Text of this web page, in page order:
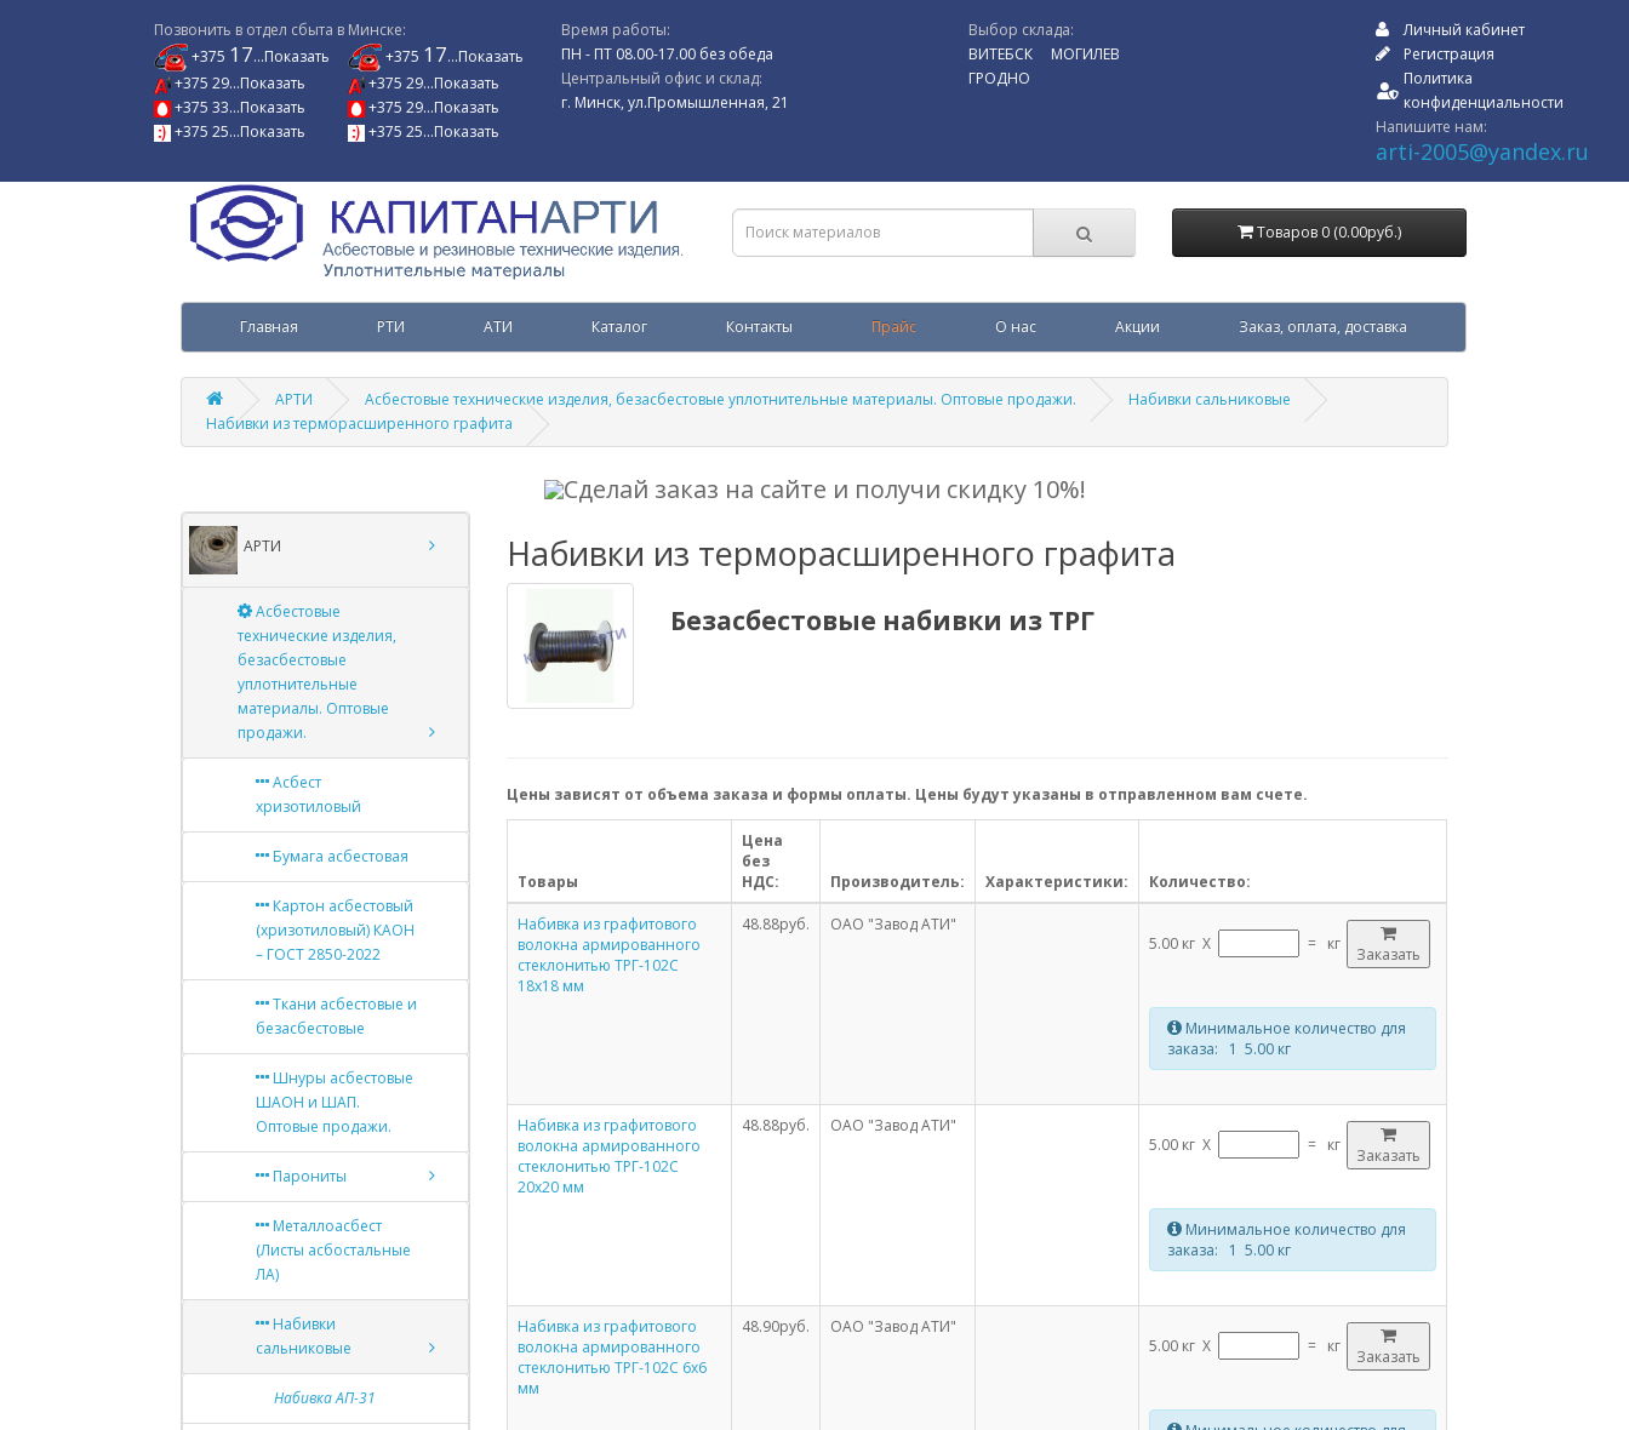
Позвонить в отдел сбыта в Минске:
+375 17...Показать
+375 29...Показать
+375 33...Показать
+375 25...Показать
+375 17...Показать
+375 29...Показать
+375 29...Показать
+375 25...Показать
Время работы:
ПН - ПТ 08.00-17.00 без обеда
Центральный офис и склад:
г. Минск, ул.Промышленная, 21
Выбор склада:
ВИТЕБСК
ГРОДНО
МОГИЛЕВ
Личный кабинет
Регистрация
Политика
конфиденциальности
Напишите нам:
arti-2005@yandex.ru
Товаров 0 (0.00руб.)
Главная РТИ АТИ Каталог Контакты Прайс О нас Акции Заказ, оплата, доставка
АРТИ Асбестовые технические изделия, безасбестовые уплотнительные материалы. Оптовые продажи.
Набивки сальниковые
Набивки из терморасширенного графита
Сделай заказ на сайте и получи скидку 10%!
АРТИ
Асбестовые
технические изделия,
безасбестовые
уплотнительные
материалы. Оптовые
продажи.
Асбест
хризотиловый
Бумага асбестовая
Картон асбестовый
(хризотиловый) КАОН
– ГОСТ 2850-2022
Ткани асбестовые и
безасбестовые
Шнуры асбестовые
ШАОН и ШАП.
Оптовые продажи.
Парониты
Металлоасбест
(Листы асбостальные
ЛА)
Набивки
сальниковые
Набивка АП-31
Набивки из терморасширенного графита
Безасбестовые набивки из ТРГ
Цены зависят от объема заказа и формы оплаты. Цены будут указаны в отправленном вам счете.
Товары
Цена
без
НДС:
Производитель: Характеристики: Количество:
Набивка из графитового
волокна армированного
стеклонитью ТРГ-102С
18х18 мм
48.88руб.
ОАО "Завод АТИ"
5.00 кг X
= кг
Заказать
Минимальное количество для
заказа: 1 5.00 кг
Набивка из графитового
волокна армированного
стеклонитью ТРГ-102С
20х20 мм
48.88руб.
ОАО "Завод АТИ"
5.00 кг X
= кг
Заказать
Минимальное количество для
заказа: 1 5.00 кг
Набивка из графитового
волокна армированного
стеклонитью ТРГ-102С 6х6
мм
48.90руб.
ОАО "Завод АТИ"
5.00 кг X
= кг
Заказать